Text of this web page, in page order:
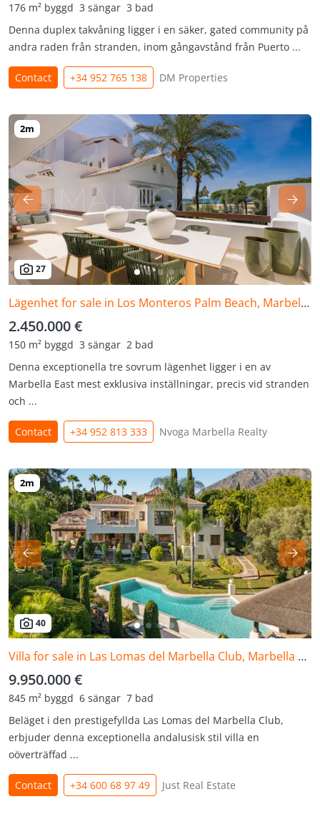
176 m² byggd 3 sängar 3 bad
Denna duplex takvåning ligger i en säker, gated community på
andra raden från stranden, inom gångavstånd från Puerto ...
Contact +34 952 765 138 DM Properties
27
Lägenhet for sale in Los Monteros Palm Beach, Marbella Öst
2.450.000 €
150 m² byggd 3 sängar 2 bad
Denna exceptionella tre sovrum lägenhet ligger i en av
Marbella East mest exklusiva inställningar, precis vid stranden
och ...
Contact +34 952 813 333 Nvoga Marbella Realty
40
Villa for sale in Las Lomas del Marbella Club, Marbella Golden Mile
9.950.000 €
845 m² byggd 6 sängar 7 bad
Beläget i den prestigefyllda Las Lomas del Marbella Club,
erbjuder denna exceptionella andalusisk stil villa en
oöverträffad ...
Contact +34 600 68 97 49 Just Real Estate